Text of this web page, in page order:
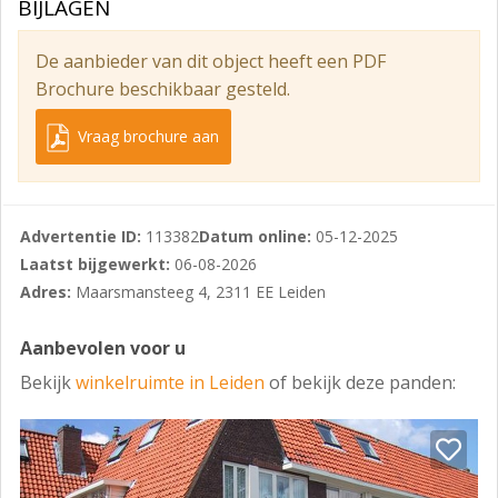
In huidige staat. Let op: de situatie op de foto’s wijkt af
Bestemming/gebruik
Volgens verkregen informatie is de vigerende
bestemming ter plaatse ‘Centrum’, zie bijlage.
Kadastrale gegevens
Gemeente : Leiden
Sectie : G
Nummer : 2308
Indexnummer : A1
Het verkochte maakt onderdeel uit van de Vereniging
De actuele bijdrage aan de VvE voor deze winkelruimte
volgt.
BIJLAGEN
De aanbieder van dit object heeft een PDF
Brochure beschikbaar gesteld.
Vraag brochure aan
Advertentie ID: 113382Datum online: 05-12-2025
Laatst bijgewerkt: 06-08-2026
Adres: Maarsmansteeg 4, 2311 EE Leiden
Aanbevolen voor u
Bekijkwinkelruimte in Leiden of bekijk deze panden: